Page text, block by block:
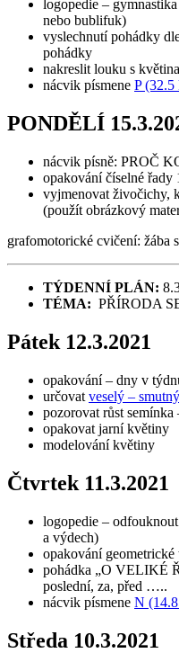
logopedie –
nebo bublifuk)
vyslechnutí pohádky
pohádky
nakreslit louku s
nácvik písmene P
PONDĚLÍ
nácvik písně: PROČ
opakování číselné řady
vyjmenovat živočichy,
(použít obrázkový
grafomotorické cvičení: žába
TÝDENNÍ PLÁN:
TÉMA: PŘÍRODA
Pátek 12.3.2021
opakování – dny v
určovat veselý –
pozorovat růst
opakovat jarní květiny
modelování květiny
Čtvrtek 11.3.2021
logopedie –
a výdech)
opakování geometrické
pohádka „O VELIKÉ
poslední, za, před …..
nácvik písmene N
Středa 10.3.2021